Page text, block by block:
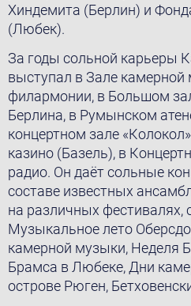
Хиндемита (Берлин) и
(Любек).
За годы сольной карьеры
выступал в Зале камерной
филармонии, в Большом
Берлина, в Румынском
концертном зале
казино (Базель), в
радио. Oн даёт сольные
составе известных
на различных фестивалях,
Музыкальное лето
камерной музыки, Неделя
Брамса в Любеке, Дни
острове Рюген,